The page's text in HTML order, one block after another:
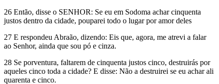
26 Então, disse o SENHOR: Se eu em Sodoma achar cinquenta
justos dentro da cidade, pouparei todo o lugar por amor deles
27 E respondeu Abraão, dizendo: Eis que, agora, me atrevi a falar
ao Senhor, ainda que sou pó e cinza.
28 Se porventura, faltarem de cinquenta justos cinco, destruirás por
aqueles cinco toda a cidade? E disse: Não a destruirei se eu achar ali
quarenta e cinco.